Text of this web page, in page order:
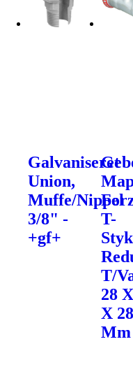
Galvaniseret
Union,
Muffe/Nippel
3/8" -
+gf+
T-
T/
28
X 28
Mm